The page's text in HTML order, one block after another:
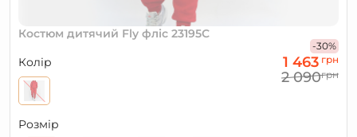
Костюм дитячий Fly фліс 23195С
Колір
-30%
1 463 грн
2 090грн
Розмір